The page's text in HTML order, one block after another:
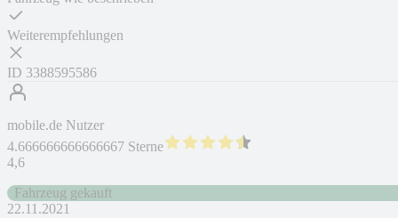
Weiterempfehlungen
ID 3388595586
mobile.de Nutzer
4.666666666666667 Sterne
4,6
Fahrzeug gekauft
22.11.2021